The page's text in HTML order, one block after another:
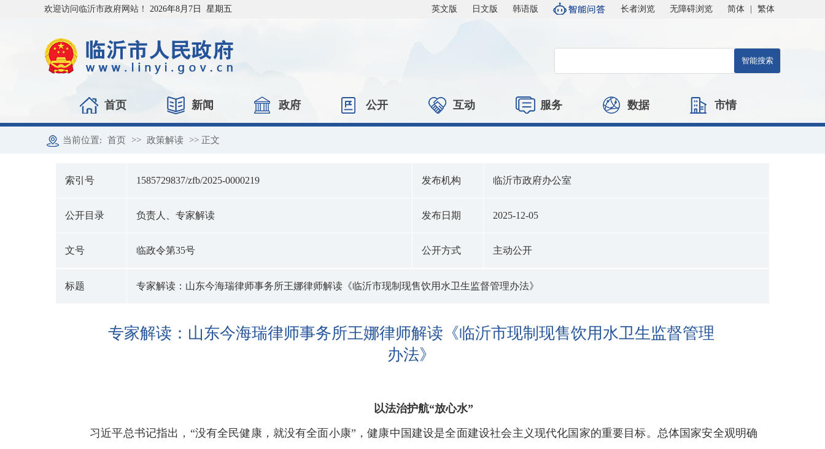
欢迎访问临沂市政府网站！ 2026年8月7日 星期五 英文版 日文版 韩语版 长者浏览 无障碍浏览 简体 繁体
首页 新闻 政府 公开 互动 服务 数据 市情
当前位置: 首页 >> 政策解读 >> 正文
索引号 1585729837/zfb/2025-0000219 发布机构 临沂市政府办公室
公开目录 负责人、专家解读 发布日期 2025-12-05
文号 临政令第35号 公开方式 主动公开
标题 专家解读：山东今海瑞律师事务所王娜律师解读《临沂市现制现售饮用水卫生监督管理办法》
专家解读：山东今海瑞律师事务所王娜律师解读《临沂市现制现售饮用水卫生监督管理
办法》
以法治护航“放心水”
习近平总书记指出，“没有全民健康，就没有全面小康”，健康中国建设是全面建设社会主义现代化国家的重要目标。总体国家安全观明确